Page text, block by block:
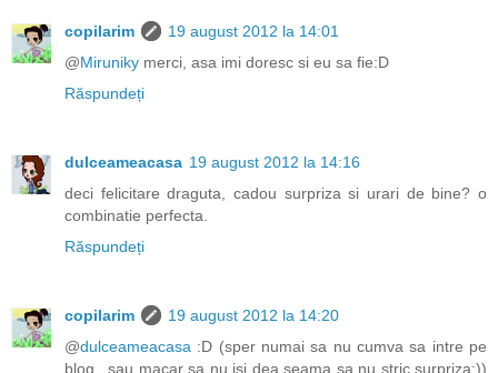
copilarim
19 august 2012 la 14:01
@Miruniky merci, asa imi doresc si eu sa fie:D
Răspundeți
dulceameacasa 19 august 2012 la 14:16
deci felicitare draguta, cadou surpriza si urari de bine? o
combinatie perfecta.
Răspundeți
copilarim
19 august 2012 la 14:20
@dulceameacasa :D (sper numai sa nu cumva sa intre pe
blog.. sau macar sa nu isi dea seama sa nu stric surpriza:))